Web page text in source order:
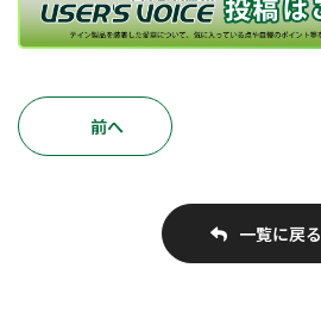
前へ
一覧に戻る